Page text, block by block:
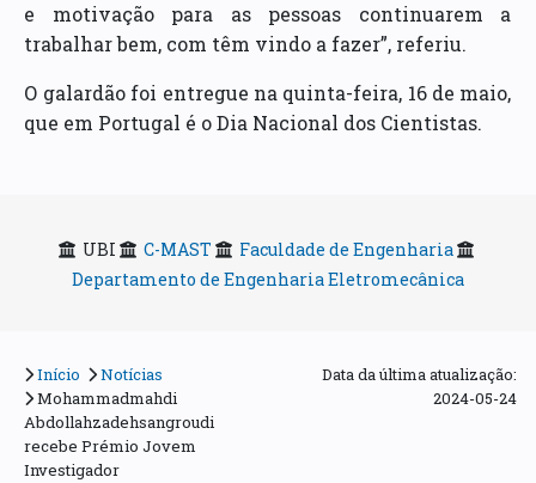
e motivação para as pessoas continuarem a
trabalhar bem, com têm vindo a fazer”, referiu.
O galardão foi entregue na quinta-feira, 16 de maio,
que em Portugal é o Dia Nacional dos Cientistas.
UBI C-MAST
Faculdade de Engenharia
Departamento de Engenharia Eletromecânica
Início
Notícias
Mohammadmahdi
Abdollahzadehsangroudi
recebe Prémio Jovem
Investigador
Data da última atualização:
2024-05-24